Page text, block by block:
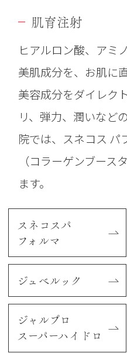
肌育注射
ヒアルロン酸、アミ
美肌成分を、お肌に
美容成分をダイレク
リ、弾力、潤いなど
院では、スネコス パ
（コラーゲンブース
ます。
スネコスパ
フォルマ
ジュベルック
ジャルプロ
スーパーハイドロ